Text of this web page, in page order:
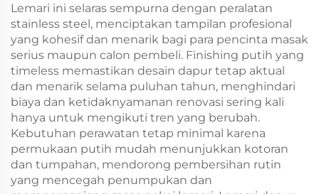
Lemari ini selaras sempurna dengan peralatan
stainless steel, menciptakan tampilan profesional
yang kohesif dan menarik bagi para pencinta masak
serius maupun calon pembeli. Finishing putih yang
timeless memastikan desain dapur tetap aktual
dan menarik selama puluhan tahun, menghindari
biaya dan ketidaknyamanan renovasi sering kali
hanya untuk mengikuti tren yang berubah.
Kebutuhan perawatan tetap minimal karena
permukaan putih mudah menunjukkan kotoran
dan tumpahan, mendorong pembersihan rutin
yang mencegah penumpukan dan